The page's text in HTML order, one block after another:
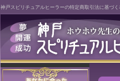
神戸スピリチュアルヒーラーの特定商取引法に基づく